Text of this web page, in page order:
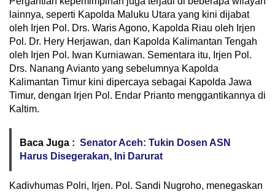
lainnya, seperti Kapolda Maluku Utara yang kini dijabat
oleh Irjen Pol. Drs. Waris Agono, Kapolda Riau oleh Irjen
Pol. Dr. Hery Herjawan, dan Kapolda Kalimantan Tengah
oleh Irjen Pol. Iwan Kurniawan. Sementara itu, Irjen Pol.
Drs. Nanang Avianto yang sebelumnya Kapolda
Kalimantan Timur kini dipercaya sebagai Kapolda Jawa
Timur, dengan Irjen Pol. Endar Prianto menggantikannya di
Kaltim.
Baca Juga : Senator Aceh: Tukin Dosen ASN
Harus Disegerakan, Ini Darurat
Kadivhumas Polri, Irjen. Pol. Sandi Nugroho, menegaskan